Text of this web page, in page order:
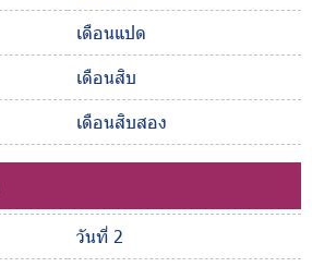
เดือนแปด
เดือนสิบ
เดือนสิบสอง
วันที่ 2